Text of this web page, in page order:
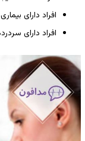
افراد دارای
افراد دارای